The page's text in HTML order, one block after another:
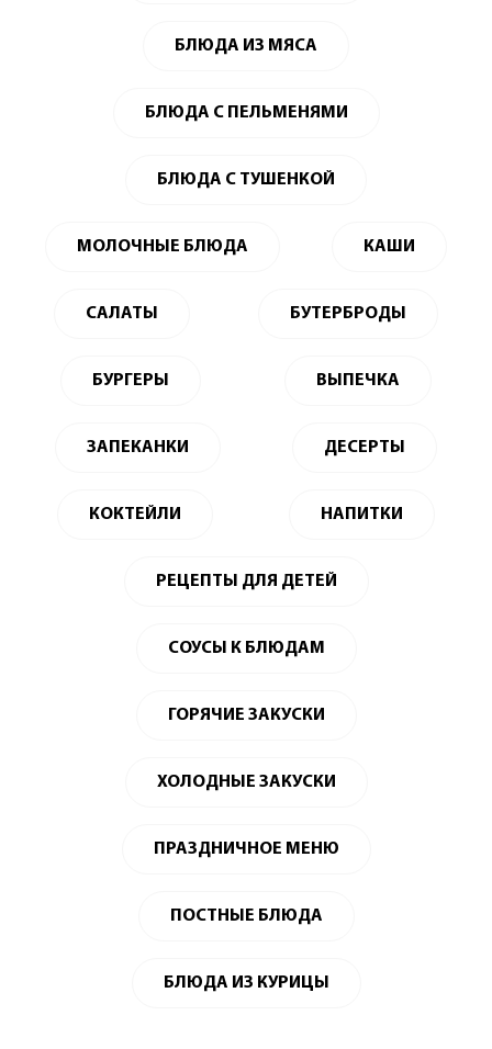
БЛЮДА ИЗ МЯСА
БЛЮДА С ПЕЛЬМЕНЯМИ
БЛЮДА С ТУШЕНКОЙ
МОЛОЧНЫЕ БЛЮДА КАШИ
САЛАТЫ БУТЕРБРОДЫ
БУРГЕРЫ ВЫПЕЧКА
ЗАПЕКАНКИ ДЕСЕРТЫ
КОКТЕЙЛИ НАПИТКИ
РЕЦЕПТЫ ДЛЯ ДЕТЕЙ
СОУСЫ К БЛЮДАМ
ГОРЯЧИЕ ЗАКУСКИ
ХОЛОДНЫЕ ЗАКУСКИ
ПРАЗДНИЧНОЕ МЕНЮ
ПОСТНЫЕ БЛЮДА
БЛЮДА ИЗ КУРИЦЫ